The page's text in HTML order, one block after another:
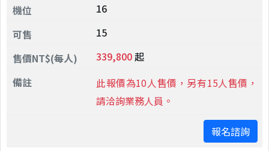
16
15
339,800起
此報價為10人售價，另有15人售價，
請洽詢業務人員。
報名諮詢